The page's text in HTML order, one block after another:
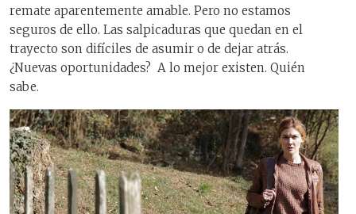
remate aparentemente amable. Pero no estamos
seguros de ello. Las salpicaduras que quedan en el
trayecto son difíciles de asumir o de dejar atrás.
¿Nuevas oportunidades? A lo mejor existen. Quién
sabe.